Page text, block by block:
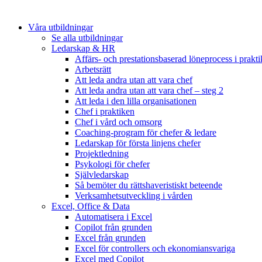
Våra utbildningar
Se alla utbildningar
Ledarskap & HR
Affärs- och prestationsbaserad löneprocess i
Arbetsrätt
Att leda andra utan att vara chef
Att leda andra utan att vara chef – steg 2
Att leda i den lilla organisationen
Chef i praktiken
Chef i vård och omsorg
Coaching-program för chefer & ledare
Ledarskap för första linjens chefer
Projektledning
Psykologi för chefer
Självledarskap
Så bemöter du rättshaveristiskt beteende
Verksamhetsutveckling i vården
Excel, Office & Data
Automatisera i Excel
Copilot från grunden
Excel från grunden
Excel för controllers och ekonomiansvariga
Excel med Copilot